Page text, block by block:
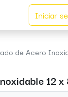
Iniciar
de Acero
12